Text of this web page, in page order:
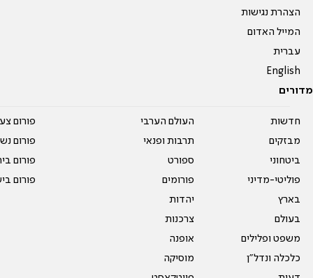
הצהרת נגישות
המייל האדום
עברית
English
מדורים
חדשות
מבזקים
ביטחוני
פוליטי-מדיני
בארץ
בעולם
משפט ופלילים
כלכלה ונדל"ן
העולם הערבי
תרבות ופנאי
ספורט
פורומים
יהדות
צרכנות
אופנה
מוסיקה
פורום
פורום
פורום
פורום